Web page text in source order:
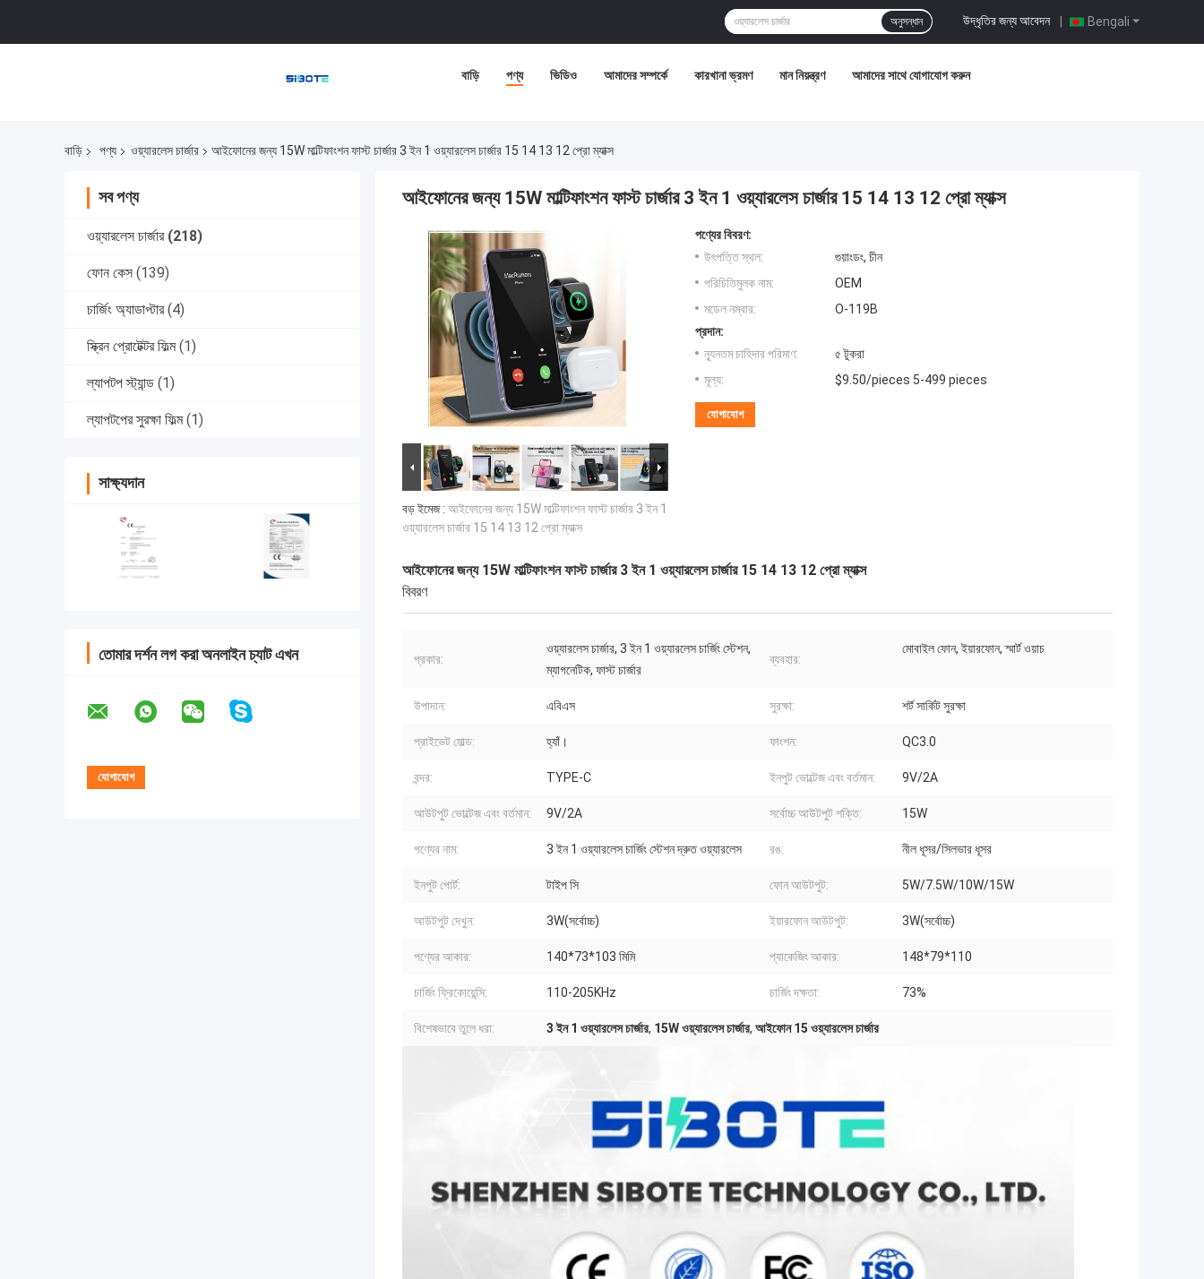
Bengali
উদ্ধৃতির জন্য আবেদন |
অনুসন্ধান
বাড়ি পণ্য ভিডিও আমাদের সম্পর্কে কারখানা ভ্রমণ মান নিয়ন্ত্রণ আমাদের সাথে যোগাযোগ করুন
বাড়ি পণ্য ওয়্যারলেস চার্জার আইফোনের জন্য 15W মাল্টিফাংশন ফাস্ট চার্জার 3 ইন 1 ওয়্যারলেস চার্জার 15 14 13 12 প্রো ম্যাক্স
সব পণ্য
ওয়্যারলেস চার্জার (218)
ফোন কেস (139)
চার্জিং অ্যাডাপ্টার (4)
স্ক্রিন প্রোটেক্টর ফিল্ম (1)
ল্যাপটপ স্ট্যান্ড (1)
ল্যাপটপের সুরক্ষা ফিল্ম (1)
সাক্ষ্যদান
তোমার দর্শন লগ করা অনলাইন চ্যাট এখন
আইফোনের জন্য 15W মাল্টিফাংশন ফাস্ট চার্জার 3 ইন 1 ওয়্যারলেস চার্জার 15 14 13 12 প্রো ম্যাক্স
বড় ইমেজ : আইফোনের জন্য 15W মাল্টিফাংশন ফাস্ট চার্জার 3 ইন 1
ওয়্যারলেস চার্জার 15 14 13 12 প্রো ম্যাক্স
পণ্যের বিবরণ:
উৎপত্তি স্থল:
গুয়াংডং, চীন
পরিচিতিমুলক নাম:
OEM
মডেল নম্বার:
O-119B
প্রদান:
ন্যূনতম চাহিদার পরিমাণ:
৫ টুকরা
মূল্য:
$9.50/pieces 5-499 pieces
যোগাযোগ
আইফোনের জন্য 15W মাল্টিফাংশন ফাস্ট চার্জার 3 ইন 1 ওয়্যারলেস চার্জার 15 14 13 12 প্রো ম্যাক্স
বিবরণ
প্রকার:
ওয়্যারলেস চার্জার, 3 ইন 1 ওয়্যারলেস চার্জিং স্টেশন,
ম্যাগনেটিক, ফাস্ট চার্জার
ব্যবহার:
মোবাইল ফোন, ইয়ারফোন, স্মার্ট ওয়াচ
উপাদান: এবিএস সুরক্ষা: শর্ট সার্কিট সুরক্ষা
প্রাইভেট মোল্ড: হ্যাঁ। ফাংশন: QC3.0
বন্দর: TYPE-C ইনপুট ভোল্টেজ এবং বর্তমান: 9V/2A
আউটপুট ভোল্টেজ এবং বর্তমান: 9V/2A সর্বোচ্চ আউটপুট শক্তি: 15W
পণ্যের নাম: 3 ইন 1 ওয়্যারলেস চার্জিং স্টেশন দ্রুত ওয়্যারলেস রঙ: নীল ধূসর/সিলভার ধূসর
ইনপুট পোর্ট: টাইপ সি ফোন আউটপুট: 5W/7.5W/10W/15W
আউটপুট দেখুন: 3W(সর্বোচ্চ) ইয়ারফোন আউটপুট: 3W(সর্বোচ্চ)
পণ্যের আকার: 140*73*103 মিমি প্যাকেজিং আকার: 148*79*110
চার্জিং ফ্রিকোয়েন্সি: 110-205KHz চার্জিং দক্ষতা: 73%
বিশেষভাবে তুলে ধরা: 3 ইন 1 ওয়্যারলেস চার্জার, 15W ওয়্যারলেস চার্জার, আইফোন 15 ওয়্যারলেস চার্জার